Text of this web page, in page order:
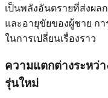
เป็นพลังอันตรายที่ส่งผล
และอายุขัยของผู้ชาย ก
ในการเปลี่ยนเรื่องราว
ความแตกต่างระหว่
รุ่นใหม่